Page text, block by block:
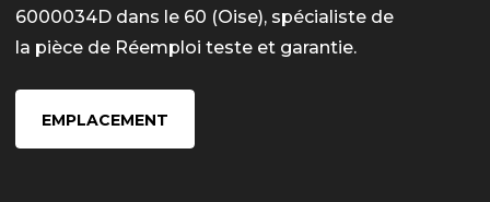
6000034D dans le 60 (Oise), spécialiste de
la pièce de Réemploi teste et garantie.
EMPLACEMENT